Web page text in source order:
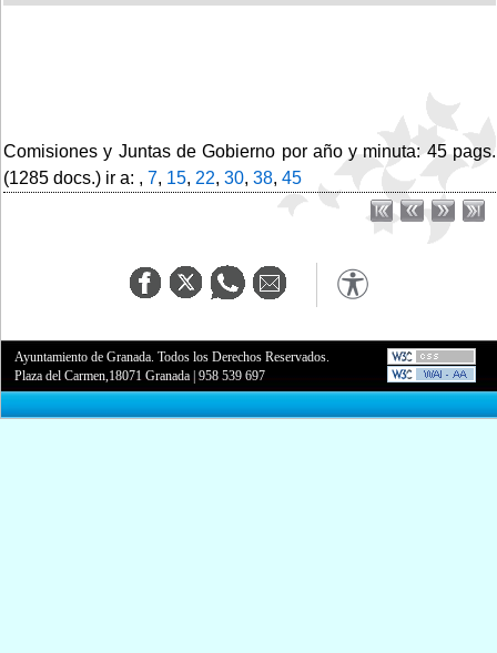
Comisiones y Juntas de Gobierno por año y minuta: 45 pags.
(1285 docs.) ir a: , 7, 15, 22, 30, 38, 45
Ayuntamiento de Granada. Todos los Derechos Reservados.
Plaza del Carmen,18071 Granada |958 539 697